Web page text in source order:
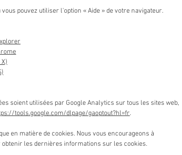
pouvez utiliser l'option «Aide »de votre navigateur.
soient utilisées par Google Analytics sur tous les sites web,
tools.google.com/dlpage/gaoptout?hl=fr.
en matière de cookies. Nous vous encourageons à
les dernières informations sur les cookies.